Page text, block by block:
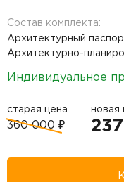
Состав комплекта:
Архитектурный
Архитектурно-
Индивидуальное
старая цена
360 000 ₽
новая